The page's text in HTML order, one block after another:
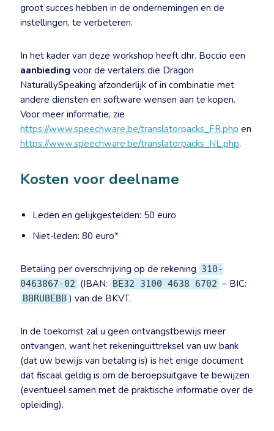
groot succes hebben in de ondernemingen en de
instellingen, te verbeteren.
In het kader van deze workshop heeft dhr. Boccio een
aanbieding voor de vertalers die Dragon
NaturallySpeaking afzonderlijk of in combinatie met
andere diensten en software wensen aan te kopen.
Voor meer informatie, zie
https://www.speechware.be/translatorpacks_FR.php en
https://www.speechware.be/translatorpacks_NL.php.
Kosten voor deelname
Leden en gelijkgestelden: 50 euro
Niet-leden: 80 euro*
Betaling per overschrijving op de rekening 310-
0463867-02 (IBAN: BE32 3100 4638 6702 – BIC:
BBRUBEBB ) van de BKVT.
In de toekomst zal u geen ontvangstbewijs meer
ontvangen, want het rekeninguittreksel van uw bank
(dat uw bewijs van betaling is) is het enige document
dat fiscaal geldig is om de beroepsuitgave te bewijzen
(eventueel samen met de praktische informatie over de
opleiding).